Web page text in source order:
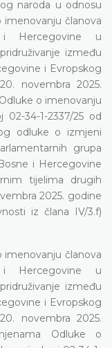
naroda u odnosu
članova
i Hercegovine u
između
i Evropskog
novembra 2025.
o imenovanju
34-1-2337/25 od
odluke o izmjeni
grupa
i Hercegovine
tijelima drugih
2025. godine
iz člana IV/3.f)
članova
i Hercegovine u
između
i Evropskog
novembra 2025.
Odluke o